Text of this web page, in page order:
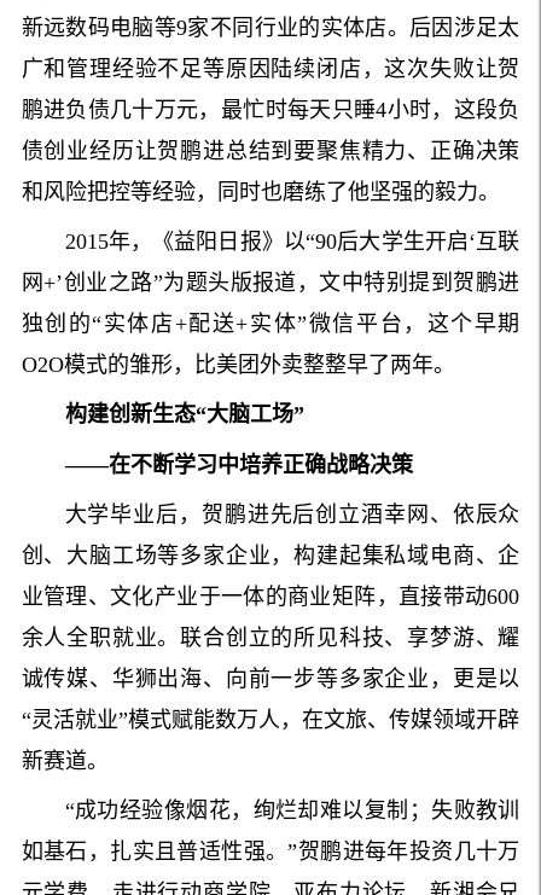
新远数码电脑等9家不同行业的实体店。后因涉足太
广和管理经验不足等原因陆续闭店，这次失败让贺
鹏进负债几十万元，最忙时每天只睡4小时，这段负
债创业经历让贺鹏进总结到要聚焦精力、正确决策
和风险把控等经验，同时也磨练了他坚强的毅力。
2015年，《益阳日报》以“90后大学生开启‘互联
网+’创业之路”为题头版报道，文中特别提到贺鹏进
独创的“实体店+配送+实体”微信平台，这个早期
O2O模式的雏形，比美团外卖整整早了两年。
构建创新生态“大脑工场”
——在不断学习中培养正确战略决策
大学毕业后，贺鹏进先后创立酒幸网、依辰众
创、大脑工场等多家企业，构建起集私域电商、企
业管理、文化产业于一体的商业矩阵，直接带动600
余人全职就业。联合创立的所见科技、享梦游、耀
诚传媒、华狮出海、向前一步等多家企业，更是以
“灵活就业”模式赋能数万人，在文旅、传媒领域开辟
新赛道。
“成功经验像烟花，绚烂却难以复制；失败教训
如基石，扎实且普适性强。”贺鹏进每年投资几十万